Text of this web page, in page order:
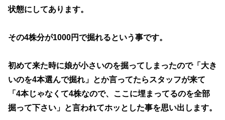
状態にしてあります。
その4株分が1000円で掘れるという事です。
初めて来た時に娘が小さいのを掘ってしまったので「大き
いのを4本選んで掘れ」とか言ってたらスタッフが来て
「4本じゃなくて4株なので、ここに埋まってるのを全部
掘って下さい」と言われてホッとした事を思い出します。